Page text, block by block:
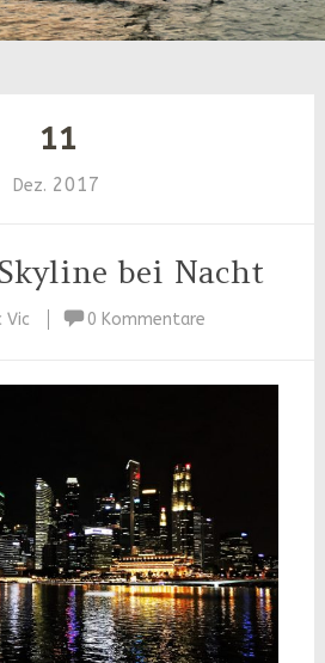
11
Dez. 2017
bei Nacht
Vic 0 Kommentare